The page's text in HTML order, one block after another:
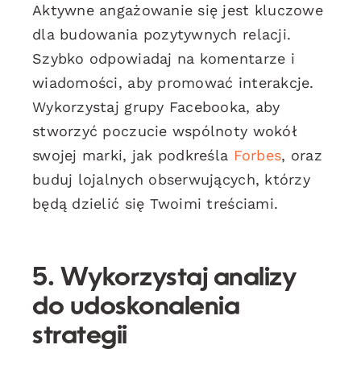
Aktywne angażowanie się jest kluczowe
dla budowania pozytywnych relacji.
Szybko odpowiadaj na komentarze i
wiadomości, aby promować interakcje.
Wykorzystaj grupy Facebooka, aby
stworzyć poczucie wspólnoty wokół
swojej marki, jak podkreśla Forbes, oraz
buduj lojalnych obserwujących, którzy
będą dzielić się Twoimi treściami.
5. Wykorzystaj analizy
do udoskonalenia
strategii